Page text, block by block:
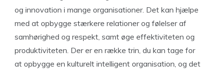
og innovation i mange organisationer. Det kan hjælpe
med at opbygge stærkere relationer og følelser af
samhørighed og respekt, samt øge effektiviteten og
produktiviteten. Der er en række trin, du kan tage for
at opbygge en kulturelt intelligent organisation, og det